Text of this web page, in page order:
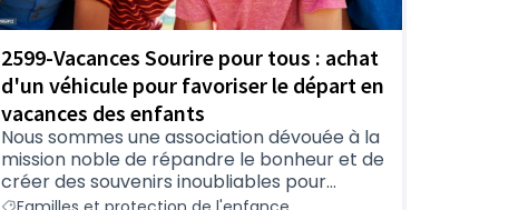
2599-Vacances Sourire pour tous : achat
d'un véhicule pour favoriser le départ en
vacances des enfants
Nous sommes une association dévouée à la
mission noble de répandre le bonheur et de
créer des souvenirs inoubliables pour...